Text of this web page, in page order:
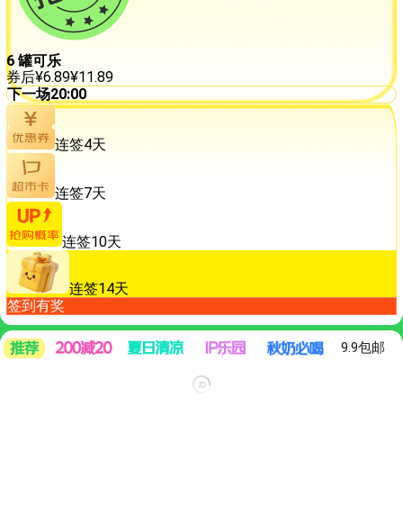
6 罐可乐
券后¥6.89¥11.89
下一场20:00
连签4天
连签7天
连签10天
连签14天
签到有奖
9.9包邮